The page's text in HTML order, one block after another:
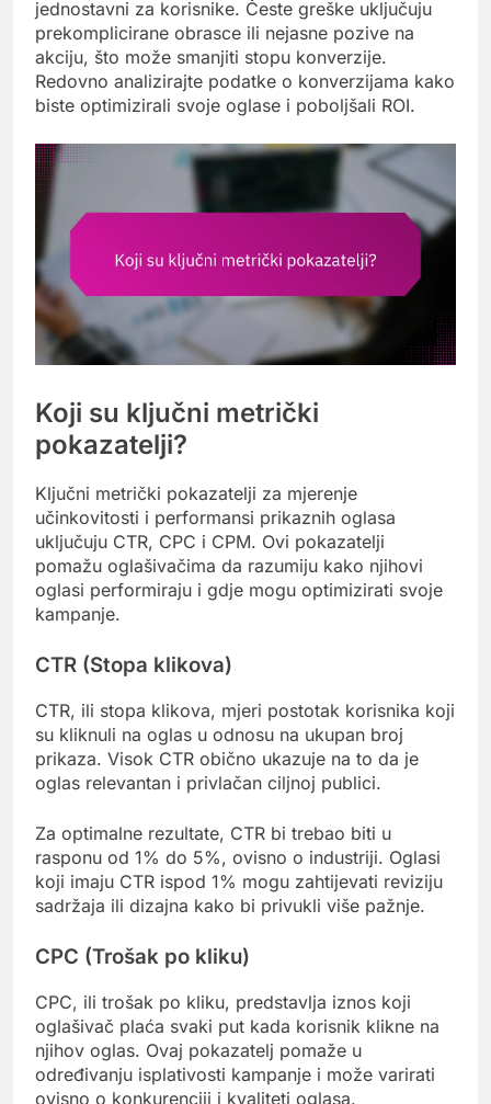
jednostavni za korisnike. Česte greške uključuju
prekomplicirane obrasce ili nejasne pozive na
akciju, što može smanjiti stopu konverzije.
Redovno analizirajte podatke o konverzijama kako
biste optimizirali svoje oglase i poboljšali ROI.
Koji su ključni metrički
pokazatelji?
Ključni metrički pokazatelji za mjerenje
učinkovitosti i performansi prikaznih oglasa
uključuju CTR, CPC i CPM. Ovi pokazatelji
pomažu oglašivačima da razumiju kako njihovi
oglasi performiraju i gdje mogu optimizirati svoje
kampanje.
CTR (Stopa klikova)
CTR, ili stopa klikova, mjeri postotak korisnika koji
su kliknuli na oglas u odnosu na ukupan broj
prikaza. Visok CTR obično ukazuje na to da je
oglas relevantan i privlačan ciljnoj publici.
Za optimalne rezultate, CTR bi trebao biti u
rasponu od 1% do 5%, ovisno o industriji. Oglasi
koji imaju CTR ispod 1% mogu zahtijevati reviziju
sadržaja ili dizajna kako bi privukli više pažnje.
CPC (Trošak po kliku)
CPC, ili trošak po kliku, predstavlja iznos koji
oglašivač plaća svaki put kada korisnik klikne na
njihov oglas. Ovaj pokazatelj pomaže u
određivanju isplativosti kampanje i može varirati
ovisno o konkurenciji i kvaliteti oglasa.